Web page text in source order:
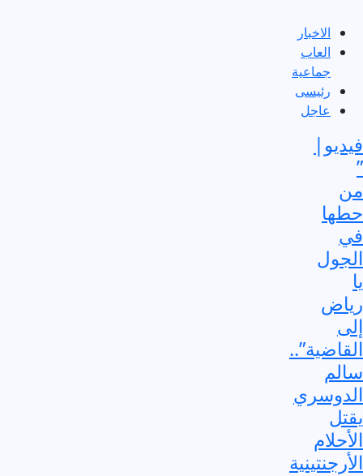
الاخبار
العاب
جماعية
رئيسى
عاجل
فيديو|
”
من
حطها
في
الجول
يا
رياض
إلى
القاضية”..
سالم
الدوسري
يقتل
الأحلام
الأرجنتينية